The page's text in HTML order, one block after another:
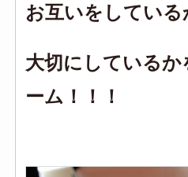
お互いをしている
大切にしている
ーム！！！